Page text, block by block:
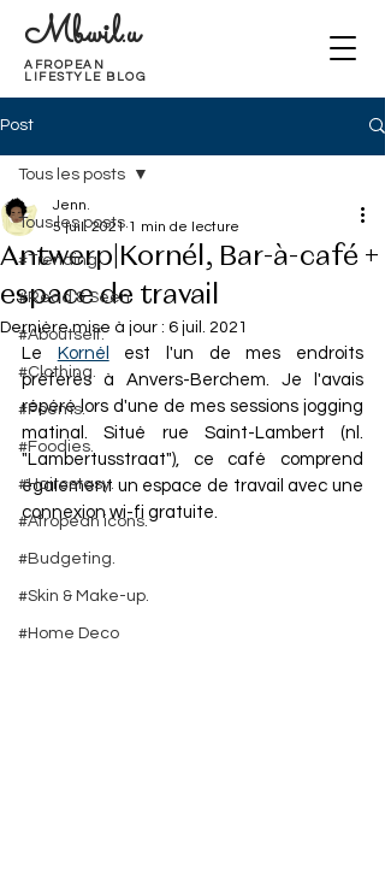
Mbwil.u
AFROPEAN
LIFESTYLE BLOG
Post
Tous les posts
#Trending.
#Read & Seen
#Aboutself.
#Clothing.
#Poems.
#Foodies.
#Haircstasy.
#Afropean icons.
#Budgeting.
#Skin & Make-up.
#Home Deco
Tous les posts
Antwerp|Kornél, Bar-à-café +
espace de travail
Jenn.
5 juil. 2021 1 min de lecture
Dernière mise à jour : 6 juil. 2021
Le Kornél
est l'un de mes endroits
préférés à Anvers-Berchem. Je l'avais
répéré lors d'une de mes sessions jogging
matinal. Situé rue Saint-Lambert (nl.
"Lambertusstraat"), ce café comprend
également un espace de travail avec une
connexion wi-fi gratuite.